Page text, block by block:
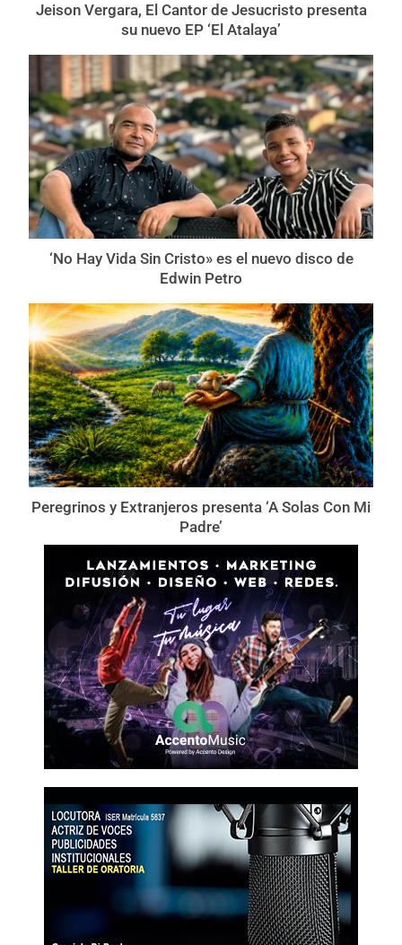
Jeison Vergara, El Cantor de Jesucristo presenta
su nuevo EP ‘El Atalaya’
‘No Hay Vida Sin Cristo» es el nuevo disco de
Edwin Petro
Peregrinos y Extranjeros presenta ‘A Solas Con Mi
Padre’